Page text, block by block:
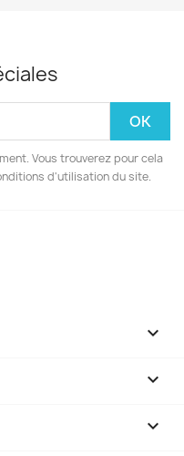
Vous trouverez pour cela
d'utilisation du site.


